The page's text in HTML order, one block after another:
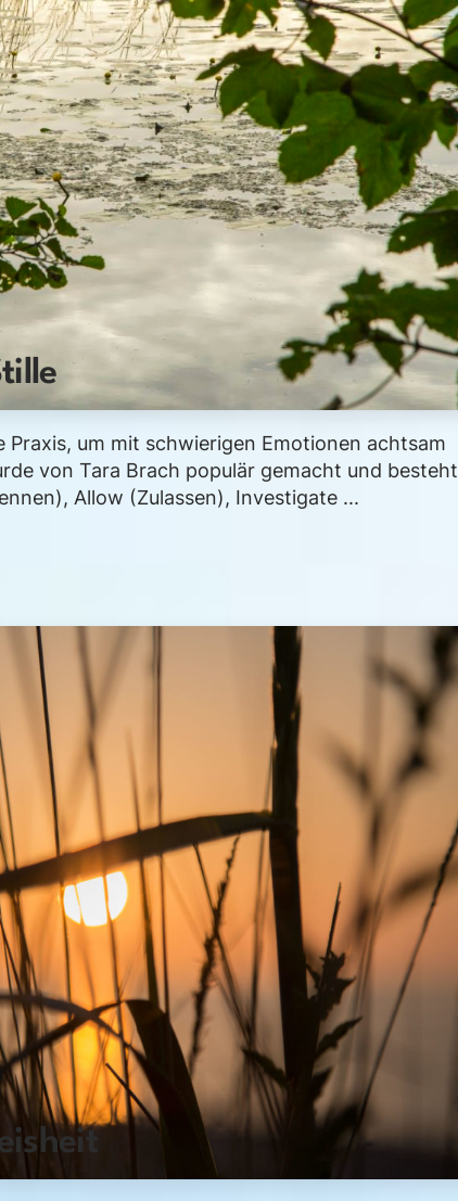
Praxis, um mit schwierigen Emotionen achtsam
von Tara Brach populär gemacht und besteht
Allow (Zulassen), Investigate ...